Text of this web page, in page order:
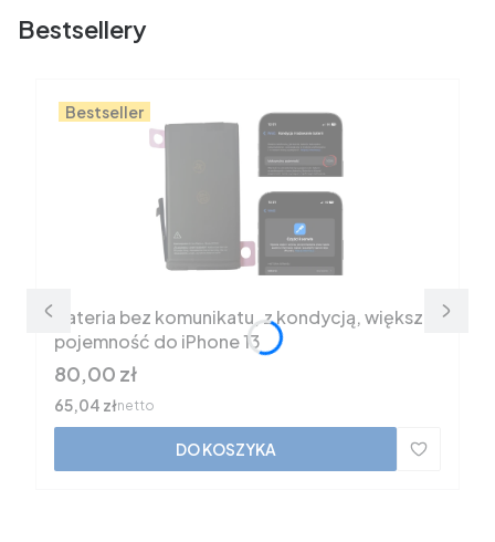
Bestsellery
Bestseller
Bateria bez komunikatu, z kondycją, większa
pojemność do iPhone 13
Cena
80,00 zł
Cena
65,04 złnetto
DO KOSZYKA